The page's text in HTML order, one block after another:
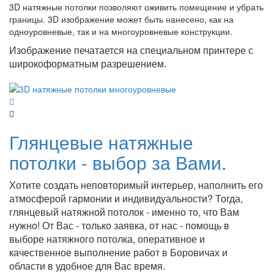
3D натяжные потолки позволяют оживить помещение и убрать
границы. 3D изображение может быть нанесено, как на
одноуровневые, так и на многоуровневые конструкции.
Изображение печатается на специальном принтере с
широкоформатным разрешением.
Глянцевые натяжные
потолки - выбор за Вами.
Хотите создать неповторимый интерьер, наполнить его
атмосферой гармонии и индивидуальности? Тогда,
глянцевый натяжной потолок - именно то, что Вам
нужно! От Вас - только заявка, от нас - помощь в
выборе натяжного потолка, оперативное и
качественное выполнение работ в Боровичах и
области в удобное для Вас время.